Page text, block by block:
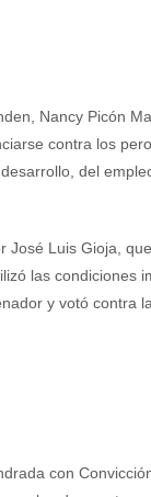
Nancy Picón
contra los
del
José Luis Gioja,
las condiciones
y votó contra
con